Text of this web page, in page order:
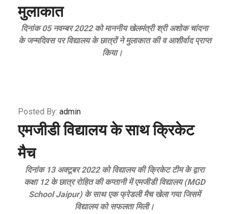
मुलाकात
दिनांक 05 नवम्बर 2022 को माननीय खेलमंत्री श्री अशोक चांदना
के जन्मदिवस पर विद्यालय के छात्रों ने मुलाकात की व आशीर्वाद प्राप्त
किया।
Posted By: admin
एमजीडी विद्यालय के साथ क्रिकेट
मैच
दिनांक 13 अक्टूबर 2022 को विद्यालय की क्रिकेट टीम के द्वारा
कक्षा 12 के छात्र रोहित की कप्तानी में एमजीडी विद्यालय (MGD
School Jaipur) के साथ एक फ्रेडली मैच खेला गया जिसमें
विद्यालय को सफलता मिली।